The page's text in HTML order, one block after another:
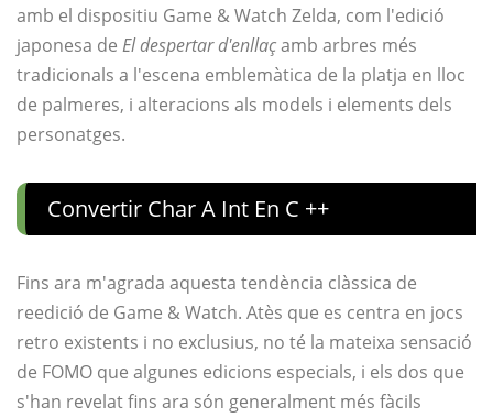
amb el dispositiu Game & Watch Zelda, com l'edició
japonesa de El despertar d'enllaçamb arbres més
tradicionals a l'escena emblemàtica de la platja en lloc
de palmeres, i alteracions als models i elements dels
personatges.
Convertir Char A Int En C ++
Fins ara m'agrada aquesta tendència clàssica de
reedició de Game & Watch. Atès que es centra en jocs
retro existents i no exclusius, no té la mateixa sensació
de FOMO que algunes edicions especials, i els dos que
s'han revelat fins ara són generalment més fàcils